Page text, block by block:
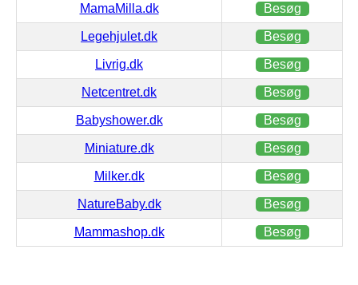
MamaMilla.dk Besøg
Legehjulet.dk Besøg
Livrig.dk Besøg
Netcentret.dk Besøg
Babyshower.dk Besøg
Miniature.dk Besøg
Milker.dk Besøg
NatureBaby.dk Besøg
Mammashop.dk Besøg